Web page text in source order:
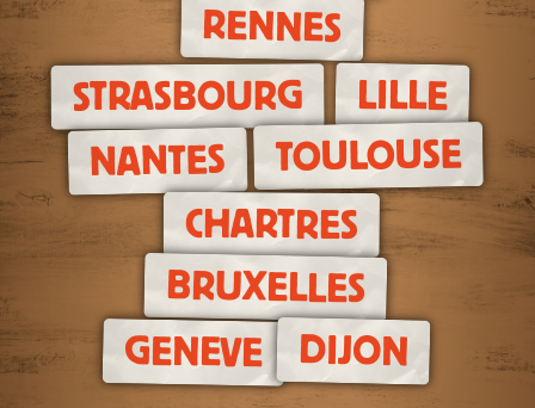
RENNES
STRASBOURG LILLE
NANTES TOULOUSE
CHARTRES
BRUXELLES
GENEVE DIJON